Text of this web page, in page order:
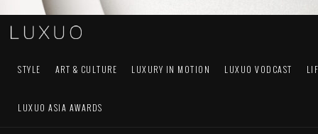
STYLE ART & CULTURE LUXURY IN MOTION LUXUO VODCAST
LUXUO ASIA AWARDS